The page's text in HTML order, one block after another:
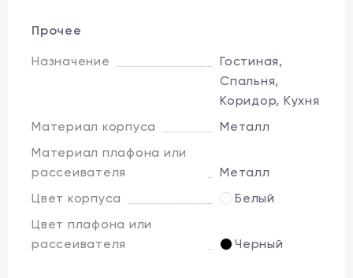
Прочее
Назначение
Гостиная,
Спальня,
Коридор, Кухня
Материал корпуса
Металл
Материал плафона или
рассеивателя
Металл
Цвет корпуса
Белый
Цвет плафона или
рассеивателя
Черный